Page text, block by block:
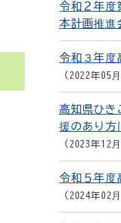
令和２年度
本計画推進
令和３年度
2022年05
高知県ひき
援のあり方
2023年12
令和５年度
2024年02